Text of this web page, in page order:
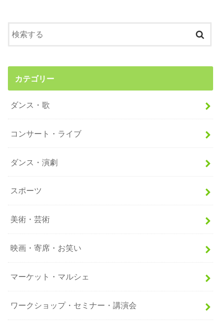
カテゴリー
ダンス・歌
コンサート・ライブ
ダンス・演劇
スポーツ
美術・芸術
映画・寄席・お笑い
マーケット・マルシェ
ワークショップ・セミナー・講演会